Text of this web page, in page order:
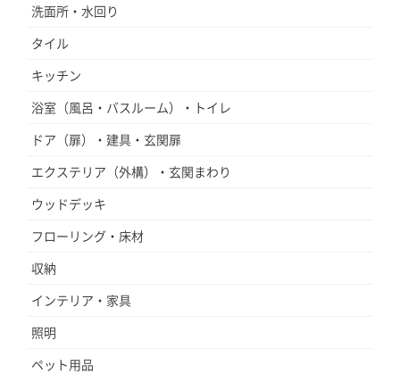
洗面所・水回り
タイル
キッチン
浴室（風呂・バスルーム）・トイレ
ドア（扉）・建具・玄関扉
エクステリア（外構）・玄関まわり
ウッドデッキ
フローリング・床材
収納
インテリア・家具
照明
ペット用品